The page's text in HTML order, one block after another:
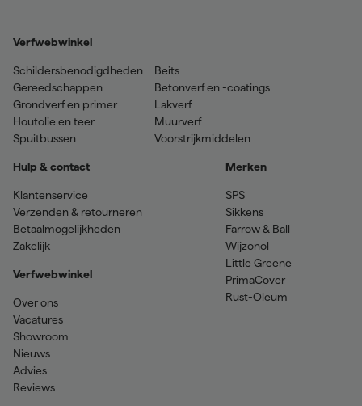
Verfwebwinkel
Schildersbenodigdheden
Gereedschappen
Grondverf en primer
Houtolie en teer
Spuitbussen
Beits
Betonverf en -coatings
Lakverf
Muurverf
Voorstrijkmiddelen
Hulp & contact
Klantenservice
Verzenden & retourneren
Betaalmogelijkheden
Zakelijk
Verfwebwinkel
Over ons
Vacatures
Showroom
Nieuws
Advies
Reviews
Merken
SPS
Sikkens
Farrow & Ball
Wijzonol
Little Greene
PrimaCover
Rust-Oleum